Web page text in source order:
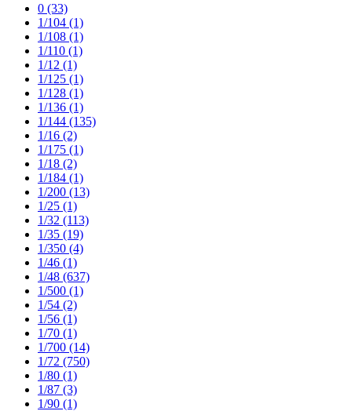
0 (33)
1/104 (1)
1/108 (1)
1/110 (1)
1/12 (1)
1/125 (1)
1/128 (1)
1/136 (1)
1/144 (135)
1/16 (2)
1/175 (1)
1/18 (2)
1/184 (1)
1/200 (13)
1/25 (1)
1/32 (113)
1/35 (19)
1/350 (4)
1/46 (1)
1/48 (637)
1/500 (1)
1/54 (2)
1/56 (1)
1/70 (1)
1/700 (14)
1/72 (750)
1/80 (1)
1/87 (3)
1/90 (1)